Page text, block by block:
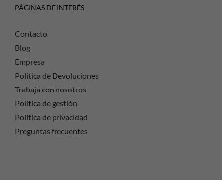
PÁGINAS DE INTERÉS
Contacto
Blog
Empresa
Politica de Devoluciones
Trabaja con nosotros
Política de gestión
Política de privacidad
Preguntas frecuentes